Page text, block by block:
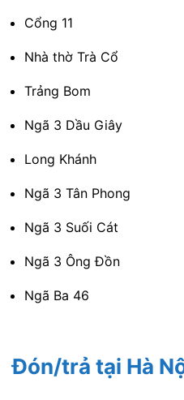
Cổng 11
Nhà thờ Trà Cổ
Trảng Bom
Ngã 3 Dầu Giây
Long Khánh
Ngã 3 Tân Phong
Ngã 3 Suối Cát
Ngã 3 Ông Đồn
Ngã Ba 46
Đón/trả tại Hà